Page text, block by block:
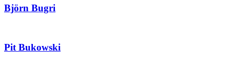
Björn Bugri
Pit Bukowski